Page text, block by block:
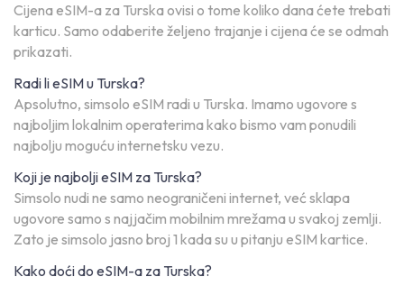
Cijena eSIM-a za Turska ovisi o tome koliko dana ćete trebati
karticu. Samo odaberite željeno trajanje i cijena će se odmah
prikazati.
Radi li eSIM u Turska?
Apsolutno, simsolo eSIM radi u Turska. Imamo ugovore s
najboljim lokalnim operaterima kako bismo vam ponudili
najbolju moguću internetsku vezu.
Koji je najbolji eSIM za Turska?
Simsolo nudi ne samo neograničeni internet, već sklapa
ugovore samo s najjačim mobilnim mrežama u svakoj zemlji.
Zato je simsolo jasno broj 1 kada su u pitanju eSIM kartice.
Kako doći do eSIM-a za Turska?